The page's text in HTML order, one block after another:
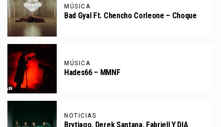
MÚSICA
Bad Gyal Ft. Chencho Corleone – Choque
MÚSICA
Hades66 – MMNF
NOTICIAS
Brytiago, Derek Santana, Fabriell Y DIA